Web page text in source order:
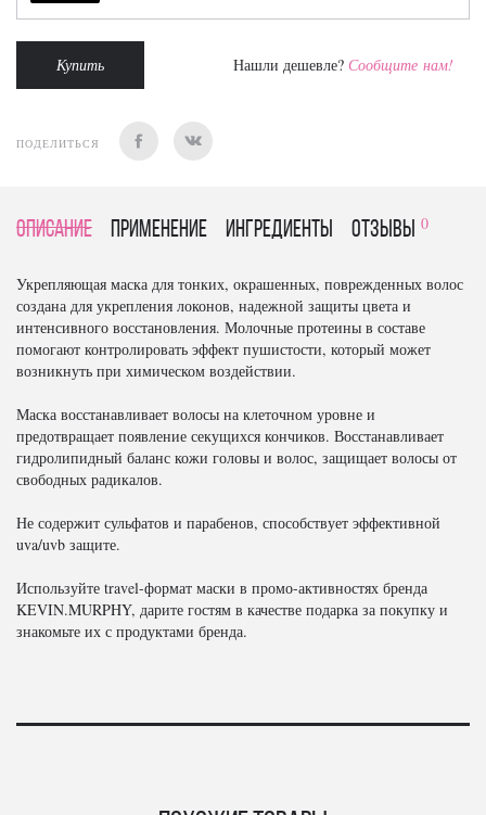
Купить Нашли дешевле? Сообщите нам!
ПОДЕЛИТЬСЯ
Описание Применение Ингредиенты отзывы 0
Укрепляющая маска для тонких, окрашенных, поврежденных волос
создана для укрепления локонов, надежной защиты цвета и
интенсивного восстановления. Молочные протеины в составе
помогают контролировать эффект пушистости, который может
возникнуть при химическом воздействии.
Маска восстанавливает волосы на клеточном уровне и
предотвращает появление секущихся кончиков. Восстанавливает
гидролипидный баланс кожи головы и волос, защищает волосы от
свободных радикалов.
Не содержит сульфатов и парабенов, способствует эффективной
uva/uvb защите.
Используйте travel-формат маски в промо-активностях бренда
KEVIN.MURPHY, дарите гостям в качестве подарка за покупку и
знакомьте их с продуктами бренда.